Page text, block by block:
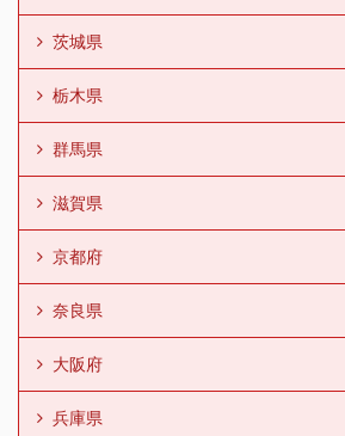
茨城県
栃木県
群馬県
滋賀県
京都府
奈良県
大阪府
兵庫県